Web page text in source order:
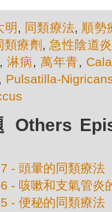
明 , 同類療法, 順勢
類療劑 , 急性陰道炎
,淋病, 萬年青,
, Pulsatilla-
Others
- 頭暈的同類療法
- 咳嗽和支氣管炎
- 便秘的同類療法